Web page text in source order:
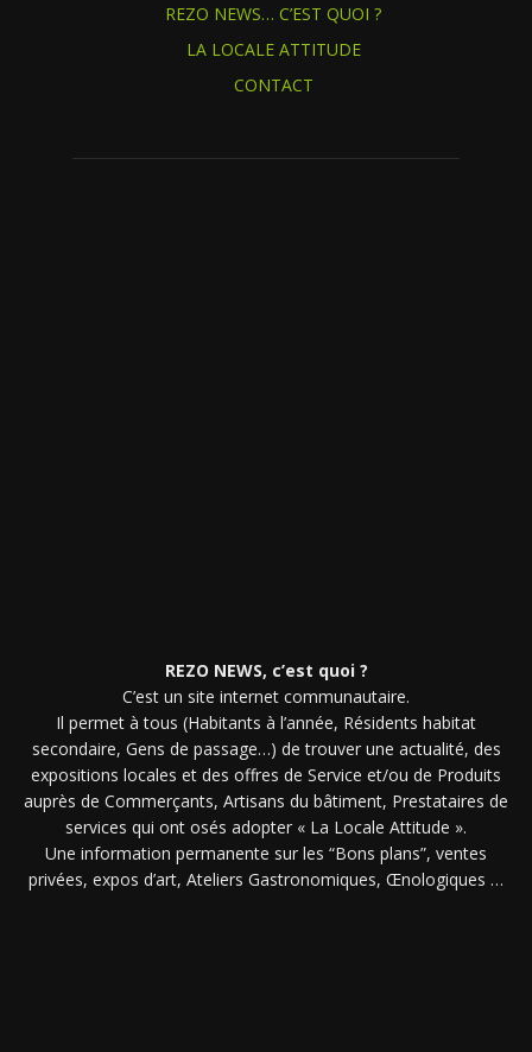
REZO NEWS… C’EST QUOI ?
LA LOCALE ATTITUDE
CONTACT
REZO NEWS, c’est quoi ?
C’est un site internet communautaire.
Il permet à tous (Habitants à l’année, Résidents habitat
secondaire, Gens de passage…) de trouver une actualité, des
expositions locales et des offres de Service et/ou de Produits
auprès de Commerçants, Artisans du bâtiment, Prestataires de
services qui ont osés adopter « La Locale Attitude ».
Une information permanente sur les “Bons plans”, ventes
privées, expos d’art, Ateliers Gastronomiques, Œnologiques …